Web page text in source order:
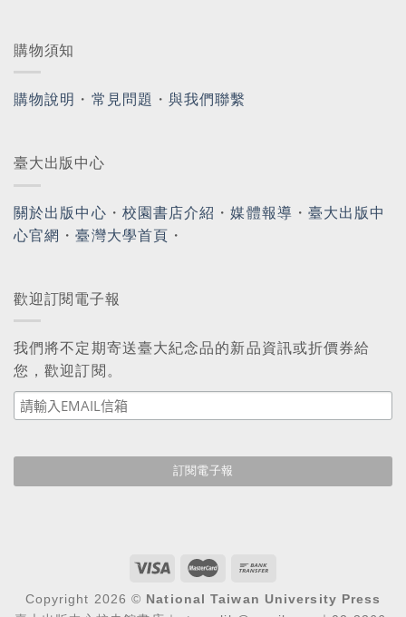
購物須知
購物說明 ・ 常見問題 ・與我們聯繫
臺大出版中心
關於出版中心 ・ 校園書店介紹 ・媒體報導 ・ 臺大出版中
心官網 ・臺灣大學首頁 ・
歡迎訂閱電子報
我們將不定期寄送臺大紀念品的新品資訊或折價券給
您，歡迎訂閱。
Copyright 2026 © National Taiwan University Press